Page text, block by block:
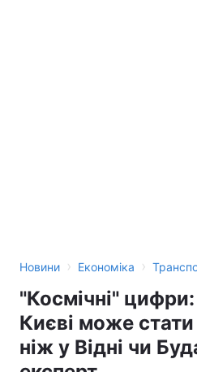
Новини › Економіка ›
"Космічні"
Києві може
ніж у Відні чи